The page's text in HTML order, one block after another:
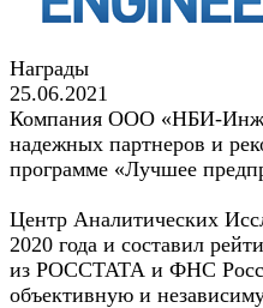
Награды
25.06.2021
Компания ООО «НБИ-
надежных партнеров и
программе «Лучшее
Центр Аналитических
2020 года и составил
из РОССТАТА и ФНС
объективную и